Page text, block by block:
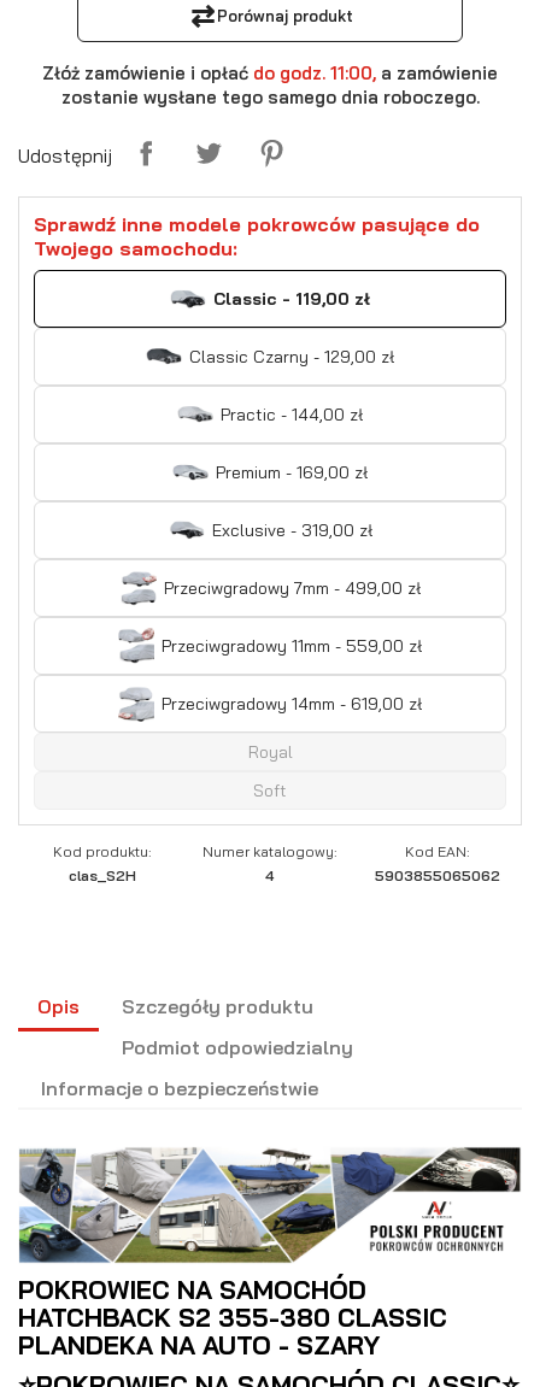
⇄ Porównaj produkt
Złóż zamówienie i opłać do godz. 11:00, a zamówienie
zostanie wysłane tego samego dnia roboczego.
Udostępnij
Sprawdź inne modele pokrowców pasujące do
Twojego samochodu:
Classic - 119,00 zł
Classic Czarny - 129,00 zł
Practic - 144,00 zł
Premium - 169,00 zł
Exclusive - 319,00 zł
Przeciwgradowy 7mm - 499,00 zł
Przeciwgradowy 11mm - 559,00 zł
Przeciwgradowy 14mm - 619,00 zł
Royal
Soft
Kod produktu:
clas_S2H
Numer katalogowy:
4
Kod EAN:
5903855065062
Opis
Szczegóły produktu
Podmiot odpowiedzialny
Informacje o bezpieczeństwie
POKROWIEC NA SAMOCHÓD
HATCHBACK S2 355-380 CLASSIC
PLANDEKA NA AUTO - SZARY